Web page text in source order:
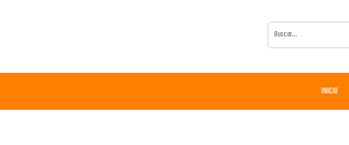
INICIO